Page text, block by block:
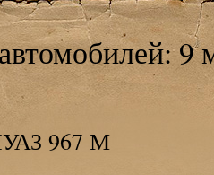
9
967 М